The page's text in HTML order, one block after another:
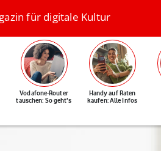
für digitale Kultur
Vodafone-Router
tauschen: So geht's
Handy auf Raten
kaufen: Alle Infos